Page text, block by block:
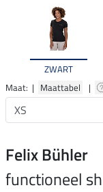
ZWART
Maat: | Maattabel |
Felix Bühler
functioneel